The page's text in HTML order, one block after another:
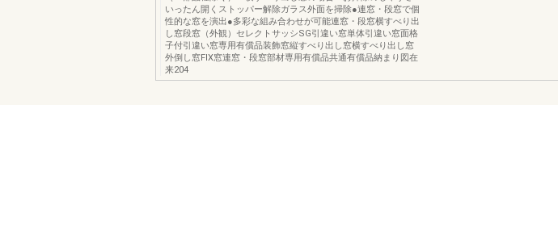
いったん開くストッパー解除ガラス外面を掃除●連窓・段窓で個
性的な窓を演出●多彩な組み合わせが可能連窓・段窓横すべり出
し窓段窓（外観）セレクトサッシSG引違い窓単体引違い窓面格
子付引違い窓専用有償品装飾窓縦すべり出し窓横すべり出し窓
外倒し窓FIX窓連窓・段窓部材専用有償品共通有償品納まり図在
来204